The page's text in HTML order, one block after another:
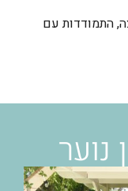
התמודדות עם
נוער